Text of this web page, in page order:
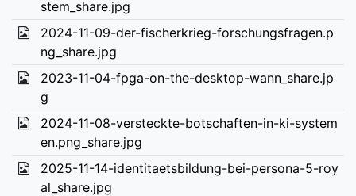
stem_share.jpg
2024-11-09-der-fischerkrieg-forschungsfragen.p
ng_share.jpg
2023-11-04-fpga-on-the-desktop-wann_share.jp
g
2024-11-08-versteckte-botschaften-in-ki-system
en.png_share.jpg
2025-11-14-identitaetsbildung-bei-persona-5-roy
al_share.jpg